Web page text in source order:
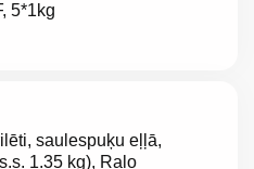
5*1kg
saulespuķu eļļā,
1.35 kg), Ralo